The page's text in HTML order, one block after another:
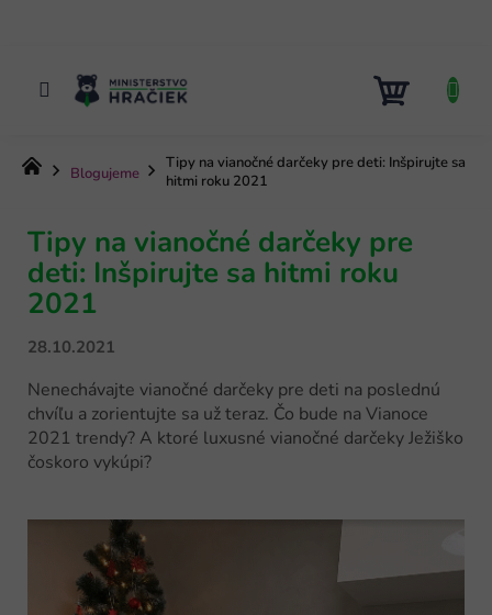
KOŠÍK
DomovBlogujeme
Tipy na vianočné darčeky pre deti: Inšpirujte sa
hitmi roku 2021
Tipy na vianočné darčeky pre
deti: Inšpirujte sa hitmi roku
2021
28.10.2021
Nenechávajte vianočné darčeky pre deti na poslednú
chvíľu a zorientujte sa už teraz. Čo bude na Vianoce
2021 trendy? A ktoré luxusné vianočné darčeky Ježiško
čoskoro vykúpi?